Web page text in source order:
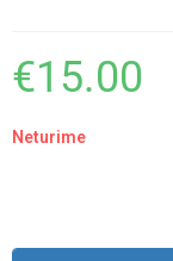
€15.00
Neturime